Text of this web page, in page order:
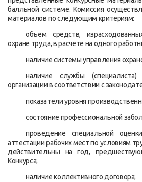
балльной системе. Комиссия
материалов по следующим критериям:
объем средств,
охране труда, в расчете на одного
наличие системы управления
наличие службы
организации в соответствии с
показатели уровня
состояние профессиональной
проведение специальной
аттестации рабочих мест по условиям
действительны на год,
Конкурса;
наличие коллективного договора;